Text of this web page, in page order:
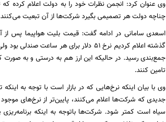
وی عنوان کرد: انجمن نظرات خود را به دولت اعلام
چناچه دولت هر تصمیمی بگیرد شرکت‌ها از آن تبعیت
اسعدی سامانی در ادامه‌ گفت: قیمت بلیت هواپیما پس از
جمع‌بندی رسید. در حالیکه این ارز هم به درستی و به صورت
تامین کنند.
وی با بیان اینکه نرخ‌هایی که در بازار است با توجه به
جدیدی که شرکت‌ها اعلام می‌کنند، پایین‌تر از نرخ‌های
سیاه است کمتر شود. شرکت‌ها باتوجه به اینکه